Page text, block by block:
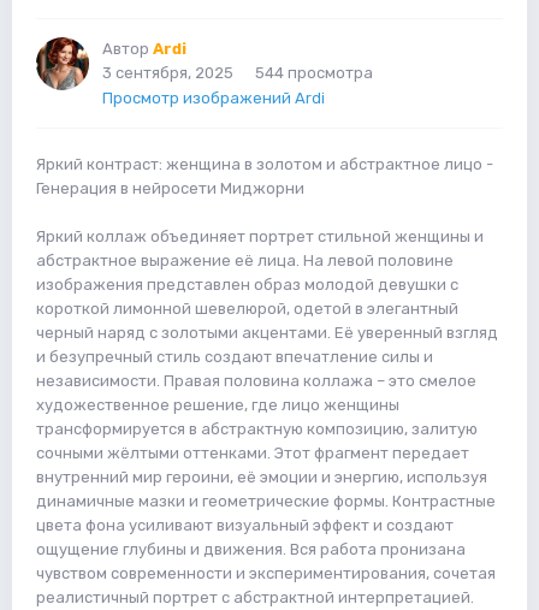
Автор Ardi
3 сентября, 2025
544 просмотра
Просмотр изображений Ardi
Яркий контраст: женщина в золотом и абстрактное лицо -
Генерация в нейросети Миджорни
Яркий коллаж объединяет портрет стильной женщины и
абстрактное выражение её лица. На левой половине
изображения представлен образ молодой девушки с
короткой лимонной шевелюрой, одетой в элегантный
черный наряд с золотыми акцентами. Её уверенный взгляд
и безупречный стиль создают впечатление силы и
независимости. Правая половина коллажа – это смелое
художественное решение, где лицо женщины
трансформируется в абстрактную композицию, залитую
сочными жёлтыми оттенками. Этот фрагмент передает
внутренний мир героини, её эмоции и энергию, используя
динамичные мазки и геометрические формы. Контрастные
цвета фона усиливают визуальный эффект и создают
ощущение глубины и движения. Вся работа пронизана
чувством современности и экспериментирования, сочетая
реалистичный портрет с абстрактной интерпретацией.